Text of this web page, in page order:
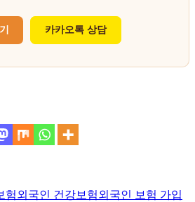
카카오톡 상담
험외국인 건강보험외국인 보험 가입